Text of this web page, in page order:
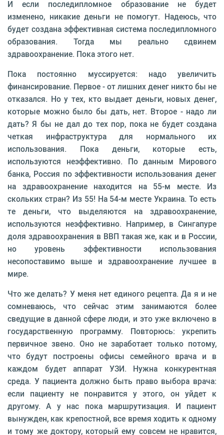
И если последипломное образование не будет
изменено, никакие деньги не помогут. Надеюсь, что
будет создана эффективная система последипломного
образования. Тогда мы реально сдвинем
здравоохранение. Пока этого нет.
Пока постоянно муссируется: надо увеличить
финансирование. Первое - от лишних денег никто бы не
отказался. Но у тех, кто выдает деньги, новых денег,
которые можно было бы дать, нет. Второе - надо ли
дать? Я бы не дал до тех пор, пока не будет создана
четкая инфраструктура для нормального их
использования. Пока деньги, которые есть,
используются неэффективно. По данным Мирового
банка, Россия по эффективности использования денег
на здравоохранение находится на 55-м месте. Из
скольких стран? Из 55! На 54-м месте Украина. То есть
те деньги, что выделяются на здравоохранение,
используются неэффективно. Например, в Сингапуре
доля здравоохранения в ВВП такая же, как и в России,
но уровень эффективности использования
несопоставимо выше и здравоохранение лучшее в
мире.
Что же делать? У меня нет единого рецепта. Да я и не
сомневаюсь, что сейчас этим занимаются более
сведущие в данной сфере люди, и это уже включено в
государственную программу. Повторюсь: укрепить
первичное звено. Оно не заработает только потому,
что будут построены офисы семейного врача и в
каждом будет аппарат УЗИ. Нужна конкурентная
среда. У пациента должно быть право выбора врача:
если пациенту не понравится у этого, он уйдет к
другому. А у нас пока маршрутизация. И пациент
вынужден, как крепостной, все время ходить к одному
и тому же доктору, который ему совсем не нравится,